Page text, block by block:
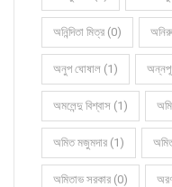
অনিন্দিতা মিত্র (0)
অনুপ ঘোষাল (1)
অমলেন্দু বিশ্বাস (1)
অমিত মজুমদার (1)
অমিতাভ সরকার (0)